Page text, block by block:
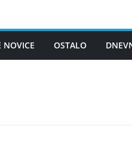
NOVICE OSTALO